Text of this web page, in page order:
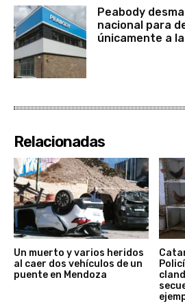
Peabody
nacional para
únicamente a
Relacionadas
Un muerto y varios heridos
al caer dos vehículos de un
puente en Mendoza